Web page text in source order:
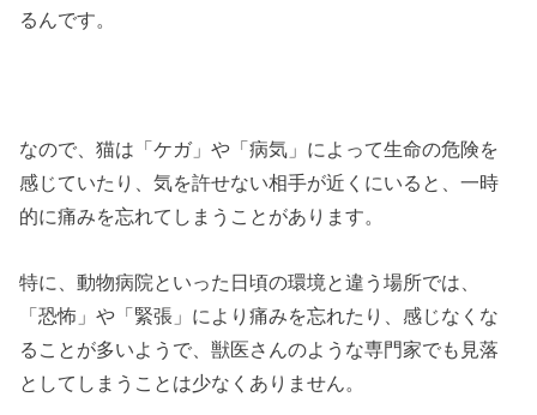
るんです。
なので、猫は「ケガ」や「病気」によって生命の危険を
感じていたり、気を許せない相手が近くにいると、一時
的に痛みを忘れてしまうことがあります。
特に、動物病院といった日頃の環境と違う場所では、
「恐怖」や「緊張」により痛みを忘れたり、感じなくな
ることが多いようで、獣医さんのような専門家でも見落
としてしまうことは少なくありません。